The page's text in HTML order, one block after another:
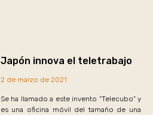
Japón innova el teletrabajo
2 de marzo de 2021
Se ha llamado a este invento “Telecubo” y
es una oficina móvil del tamaño de una